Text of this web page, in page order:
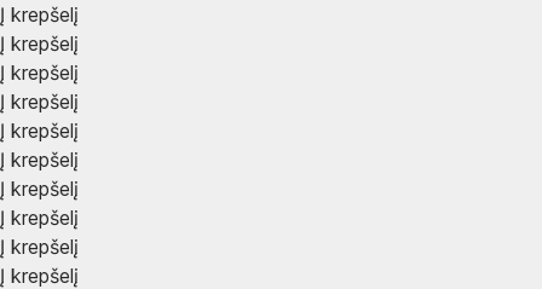
Į krepšelį
Į krepšelį
Į krepšelį
Į krepšelį
Į krepšelį
Į krepšelį
Į krepšelį
Į krepšelį
Į krepšelį
Į krepšelį